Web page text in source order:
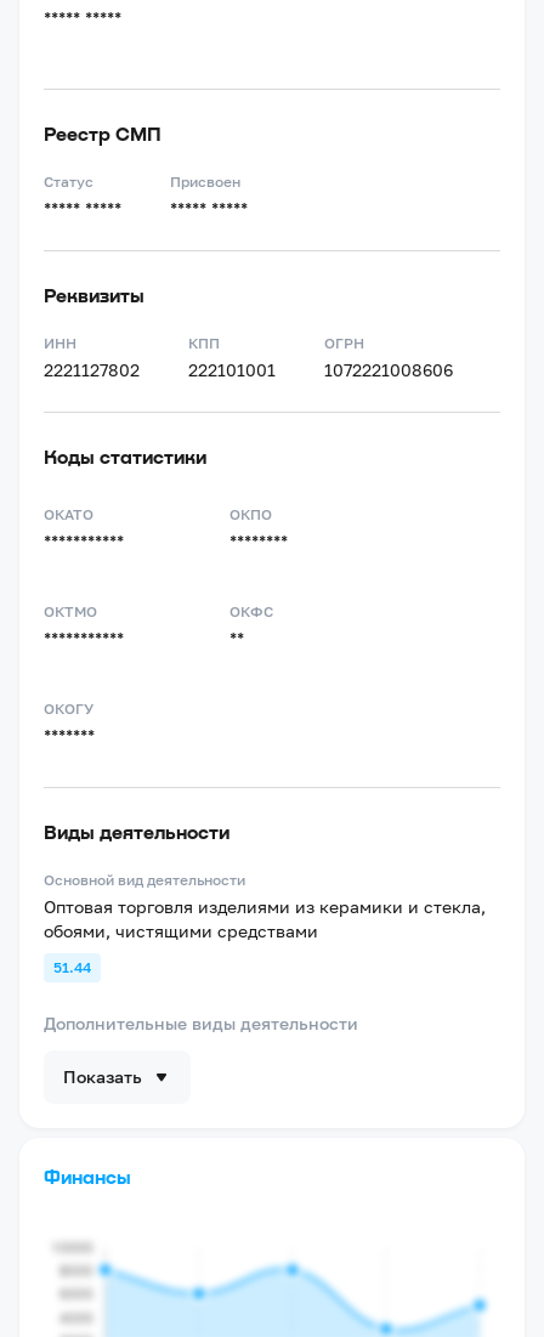
***** *****
Реестр СМП
Статус
***** *****
Присвоен
***** *****
Реквизиты
ИНН
2221127802
КПП
222101001
ОГРН
1072221008606
Коды статистики
ОКАТО
***********
ОКПО
********
ОКТМО
***********
ОКФС
**
ОКОГУ
*******
Виды деятельности
Основной вид деятельности
Оптовая торговля изделиями из керамики и стекла,
обоями, чистящими средствами
51.44
Дополнительные виды деятельности
Показать
Финансы